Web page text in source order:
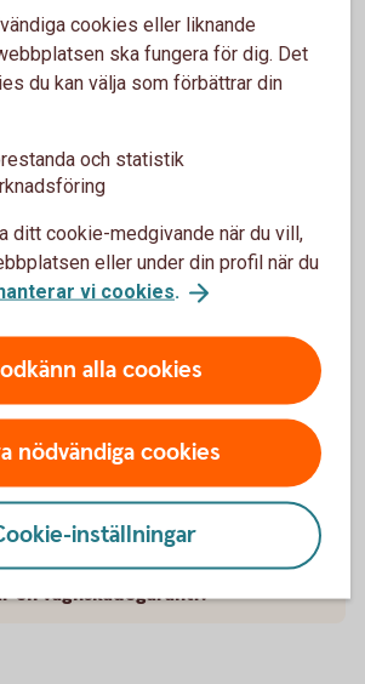
om att försäkra
halv – vad är det för skillnad på
tidigare ägarens försäkring att
och olyckan är framme,
då?
utanför Sverige?
viltolyckor?
en vagnskadegaranti?
cookies eller liknande
ska fungera för dig. Det
du kan välja som förbättrar din
och statistik
ditt cookie-medgivande när du vill,
eller under din profil när du
vi cookies.
alla cookies
nödvändiga cookies
inställningar